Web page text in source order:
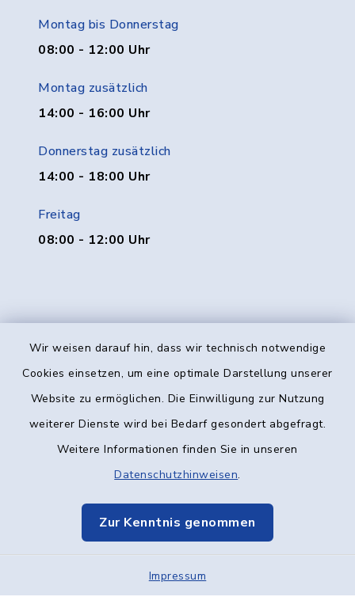
Wir weisen darauf hin, dass wir technisch notwendige
Cookies einsetzen, um eine optimale Darstellung unserer
Website zu ermöglichen. Die Einwilligung zur Nutzung
weiterer Dienste wird bei Bedarf gesondert abgefragt.
Weitere Informationen finden Sie in unseren
Datenschutzhinweisen.
Zur Kenntnis genommen
Impressum
Montag bis Donnerstag
08:00 - 12:00 Uhr
Montag zusätzlich
14:00 - 16:00 Uhr
Donnerstag zusätzlich
14:00 - 18:00 Uhr
Freitag
08:00 - 12:00 Uhr
Kontakt
Barrierefreiheit
Datenschutz
Elektronische Kommunikation
Sitemap